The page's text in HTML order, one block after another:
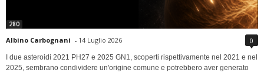
280
Albino Carbognani - 14 Luglio 2026 0
I due asteroidi 2021 PH27 e 2025 GN1, scoperti rispettivamente nel 2021 e nel
2025, sembrano condividere un'origine comune e potrebbero aver generato